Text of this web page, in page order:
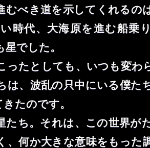
むべき道を示してくれるの
時代、大海原を進む船乗
星でした。
ったとしても、いつも変わ
は、波乱の只中にいる僕た
たのです。
たち。それは、この世界が
、何か大きな意味をもった